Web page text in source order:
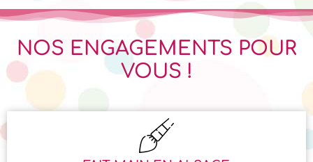
NOS ENGAGEMENTS POUR
VOUS !